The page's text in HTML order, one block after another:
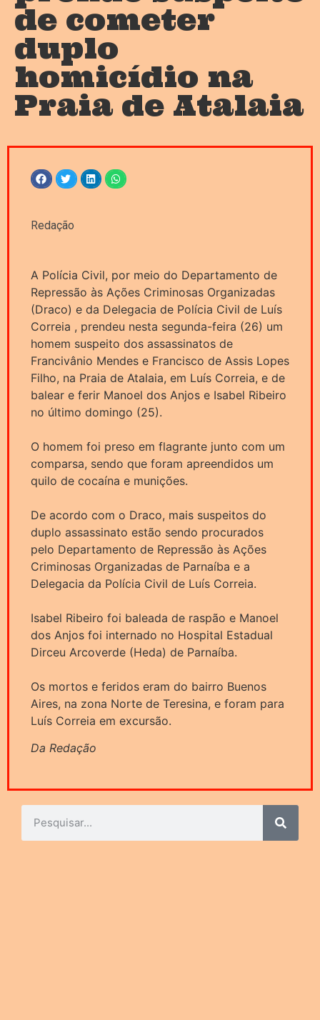
de cometer
duplo
homicídio na
Praia de Atalaia
Redação
A Polícia Civil, por meio do Departamento de
Repressão às Ações Criminosas Organizadas
(Draco) e da Delegacia de Polícia Civil de Luís
Correia , prendeu nesta segunda-feira (26) um
homem suspeito dos assassinatos de
Francivânio Mendes e Francisco de Assis Lopes
Filho, na Praia de Atalaia, em Luís Correia, e de
balear e ferir Manoel dos Anjos e Isabel Ribeiro
no último domingo (25).
O homem foi preso em flagrante junto com um
comparsa, sendo que foram apreendidos um
quilo de cocaína e munições.
De acordo com o Draco, mais suspeitos do
duplo assassinato estão sendo procurados
pelo Departamento de Repressão às Ações
Criminosas Organizadas de Parnaíba e a
Delegacia da Polícia Civil de Luís Correia.
Isabel Ribeiro foi baleada de raspão e Manoel
dos Anjos foi internado no Hospital Estadual
Dirceu Arcoverde (Heda) de Parnaíba.
Os mortos e feridos eram do bairro Buenos
Aires, na zona Norte de Teresina, e foram para
Luís Correia em excursão.
Da Redação